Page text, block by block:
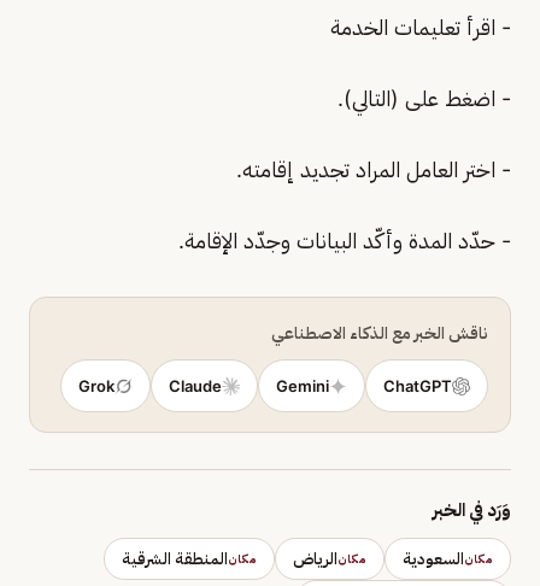
- اقرأ تعليمات الخدمة
- اضغط على (التالي).
- اختر العامل المراد تجديد إقامته.
- حدّد المدة وأكّد البيانات وجدّد الإقامة.
ناقش الخبر مع الذكاء الاصطناعي
ChatGPT
Gemini
Claude
Grok
وَرَد في الخبر
مكانالسعودية مكانالرياض مكانالمنطقة الشرقية